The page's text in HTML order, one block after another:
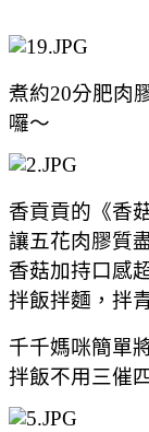
煮約20分肥肉
囉～
香貢貢的《香
讓五花肉膠質
香菇加持口感
拌飯拌麵，拌
千千媽咪簡單
拌飯不用三催